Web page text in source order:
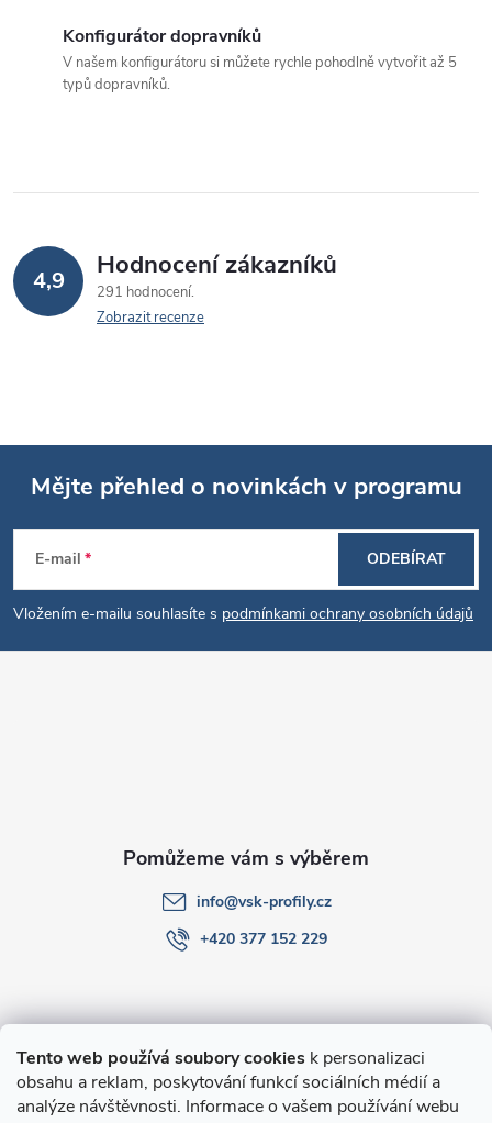
Tento web používá soubory cookies k personalizaci
obsahu a reklam, poskytování funkcí sociálních médií a
analýze návštěvnosti. Informace o vašem používání webu
k
v
ý
Konfigurátor dopravníků
V našem konfigurátoru si můžete rychle pohodlně vytvořit až 5
typů dopravníků.
4,9 Hodnocení zákazníků
291 hodnocení
Zobrazit recenze
Z
á
p
Mějte přehled o novinkách v programu
E-mail
Vložením e-mailu souhlasíte s podmínkami ochrany osobních údajů
ODEBÍRAT
O nákupu
info@vsk-profily.cz
+420 377 152 229